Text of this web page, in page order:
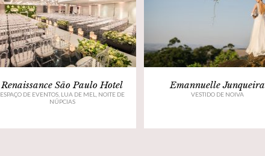
Renaissance São Paulo Hotel
ESPAÇO DE EVENTOS, LUA DE MEL, NOITE DE
NÚPCIAS
Emannuelle Junqueira
VESTIDO DE NOIVA